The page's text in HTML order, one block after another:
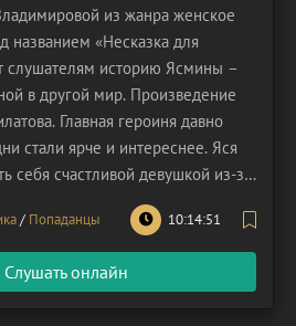
из жанра женское
названием «Несказка для
слушателям историю Ясмины –
в другой мир. Произведение
Главная героиня давно
стали ярче и интереснее. Яся
себя счастливой девушкой из-за
будней, наполненных серостью
Новый год – время чудес и
для Ясмины канун праздника
/ Попаданцы 10:14:51
Слушать онлайн